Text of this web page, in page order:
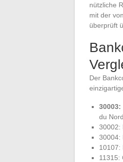
nützliche
mit der
überprüft
Der
30003:
du Nord
30002:
30004:
10107:
11315: